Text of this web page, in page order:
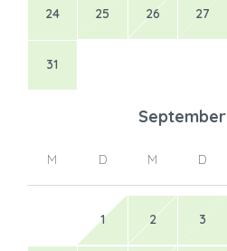
24 25 26 27
31
September
M D M D
1 2 3